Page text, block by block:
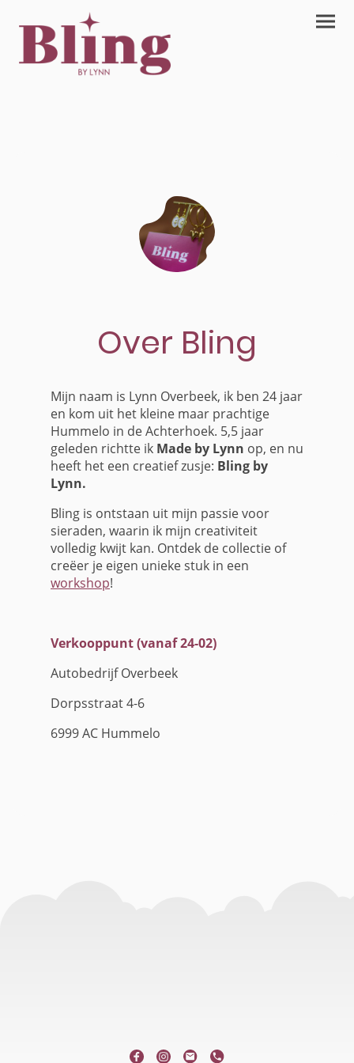
Over Bling
Mijn naam is Lynn Overbeek, ik ben 24 jaar
en kom uit het kleine maar prachtige
Hummelo in de Achterhoek. 5,5 jaar
geleden richtte ik Made by Lynn op, en nu
heeft het een creatief zusje: Bling by
Lynn.
Bling is ontstaan uit mijn passie voor
sieraden, waarin ik mijn creativiteit
volledig kwijt kan. Ontdek de collectie of
creëer je eigen unieke stuk in een
workshop!
Verkooppunt (vanaf 24-02)
Autobedrijf Overbeek
Dorpsstraat 4-6
6999 AC Hummelo